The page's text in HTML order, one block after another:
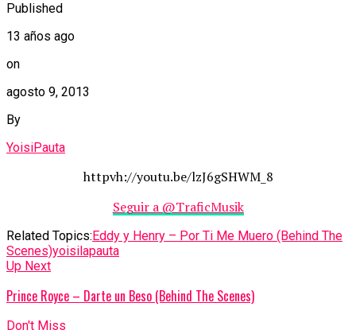
Published
13 años ago
on
agosto 9, 2013
By
YoisiPauta
httpvh://youtu.be/lzJ6gSHWM_8
Seguir a @TraficMusik
Related Topics: Eddy y Henry – Por Ti Me Muero (Behind The
Scenes)yoisilapauta
Up Next
Prince Royce – Darte un Beso (Behind The Scenes)
Don't Miss